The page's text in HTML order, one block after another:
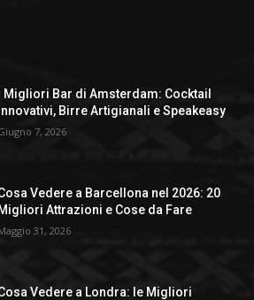
I Migliori Bar di Amsterdam: Cocktail
Innovativi, Birre Artigianali e Speakeasy
7, 2026
Vedere a Barcellona nel 2026: 20
Migliori Attrazioni e Cose da Fare
31, 2026
Vedere a Londra: le Migliori